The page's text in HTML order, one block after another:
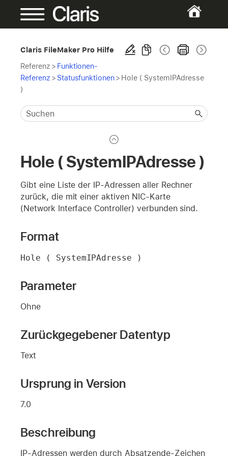
Claris FileMaker Pro Hilfe
Referenz > Funktionen-
Referenz > Statusfunktionen> Hole ( SystemIPAdresse
)
Hole ( SystemIPAdresse )
Gibt eine Liste der IP-Adressen aller Rechner
zurück, die mit einer aktiven NIC-Karte
(Network Interface Controller) verbunden sind.
Format
Hole ( SystemIPAdresse )
Parameter
Ohne
Zurückgegebener Datentyp
Text
Ursprung in Version
7.0
Beschreibung
IP-Adressen werden durch Absatzende-Zeichen